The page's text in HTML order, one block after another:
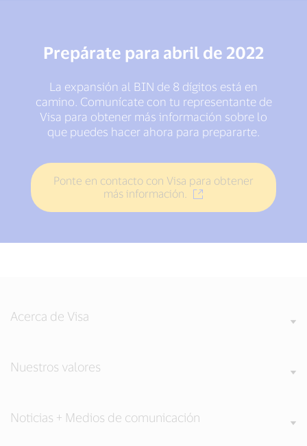
Prepárate para abril de 2022
La expansión al BIN de 8 dígitos está en
camino. Comunícate con tu representante de
Visa para obtener más información sobre lo
que puedes hacer ahora para prepararte.
Ponte en contacto con Visa para obtener
más información.
Acerca de Visa
Nuestros valores
Noticias + Medios de comunicación